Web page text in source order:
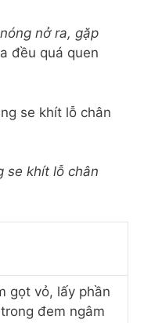
nở ra, gặp
đều quá quen
se khít lỗ chân
gọt vỏ, lấy phần
đem ngâm